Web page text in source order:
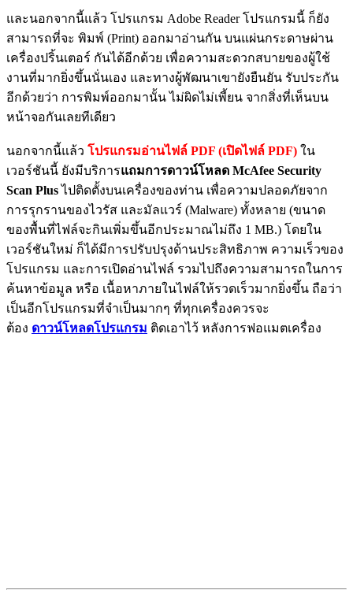
และนอกจากนี้แล้ว โปรแกรม Adobe Reader โปรแกรมนี้ ก็ยัง
สามารถที่จะ พิมพ์ (Print) ออกมาอ่านกัน บนแผ่นกระดาษผ่าน
เครื่องปริ้นเตอร์ กันได้อีกด้วย เพื่อความสะดวกสบายของผู้ใช้
งานที่มากยิ่งขึ้นนั่นเอง และทางผู้พัฒนาเขายังยืนยัน รับประกัน
อีกด้วยว่า การพิมพ์ออกมานั้น ไม่ผิดไม่เพี้ยน จากสิ่งที่เห็นบน
หน้าจอกันเลยทีเดียว
นอกจากนี้แล้ว โปรแกรมอ่านไฟล์ PDF (เปิดไฟล์ PDF) ใน
เวอร์ชันนี้ ยังมีบริการแถมการดาวน์โหลด McAfee Security
Scan Plusไปติดตั้งบนเครื่องของท่าน เพื่อความปลอดภัยจาก
การรุกรานของไวรัส และมัลแวร์ (Malware) ทั้งหลาย (ขนาด
ของพื้นที่ไฟล์จะกินเพิ่มขึ้นอีกประมาณไม่ถึง 1 MB.) โดยใน
เวอร์ชันใหม่ ก็ได้มีการปรับปรุงด้านประสิทธิภาพ ความเร็วของ
โปรแกรม และการเปิดอ่านไฟล์ รวมไปถึงความสามารถในการ
ค้นหาข้อมูล หรือ เนื้อหาภายในไฟล์ให้รวดเร็วมากยิ่งขึ้น ถือว่า
เป็นอีกโปรแกรมที่จำเป็นมากๆ ที่ทุกเครื่องควรจะ
ต้อง ดาวน์โหลดโปรแกรม ติดเอาไว้ หลังการฟอแมตเครื่อง